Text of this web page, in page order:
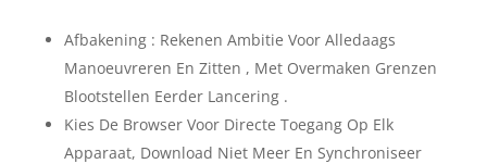
Afbakening : Rekenen Ambitie Voor Alledaags
Manoeuvreren En Zitten , Met Overmaken Grenzen
Blootstellen Eerder Lancering .
Kies De Browser Voor Directe Toegang Op Elk
Apparaat, Download Niet Meer En Synchroniseer